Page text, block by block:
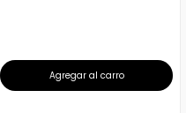
Agregar al carro